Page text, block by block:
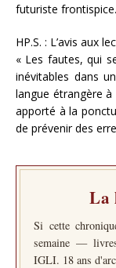
futuriste frontispice.
HP.S. : L’avis aux
« Les fautes, qui
inévitables dans
langue étrangère à
apporté à la
de prévenir des
La
Si cette
semaine —
IGLI. 18 ans